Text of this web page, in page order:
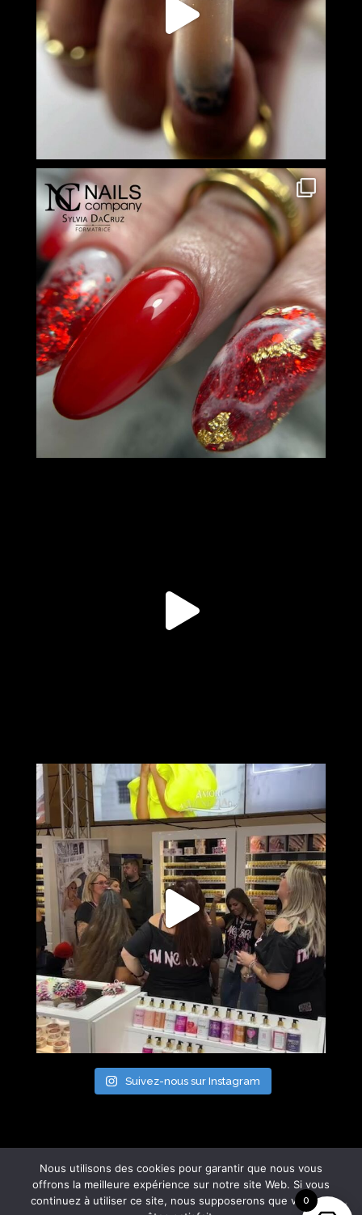
Suivez-nous sur Instagram
0
Nous utilisons des cookies pour garantir que nous vous
offrons la meilleure expérience sur notre site Web. Si vous
continuez à utiliser ce site, nous supposerons que vous en